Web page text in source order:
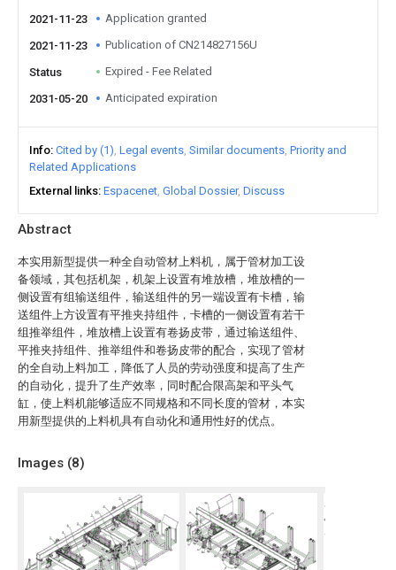
Abstract
本实用新型提供一种全自动管材上料机，属于管材加工设
备领域，其包括机架，机架上设置有堆放槽，堆放槽的一
侧设置有组输送组件，输送组件的另一端设置有卡槽，输
送组件上方设置有平推夹持组件，卡槽的一侧设置有若干
组推举组件，堆放槽上设置有卷扬皮带，通过输送组件、
平推夹持组件、推举组件和卷扬皮带的配合，实现了管材
的全自动上料加工，降低了人员的劳动强度和提高了生产
的自动化，提升了生产效率，同时配合限高架和平头气
缸，使上料机能够适应不同规格和不同长度的管材，本实
用新型提供的上料机具有自动化和通用性好的优点。
Images (8)
2021-11-23 Application granted
2021-11-23 Publication of CN214827156U
Status Expired - Fee Related
2031-05-20 Anticipated expiration
Info Cited by (1) Legal events Similar documents Priority and
Related Applications
External links Espacenet Global Dossier Discuss